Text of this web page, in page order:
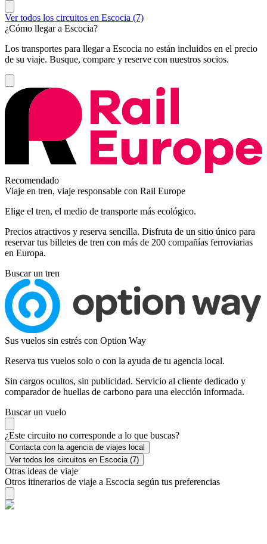
Ver todos los circuitos en Escocia (7)
¿Cómo llegar a Escocia?
Los transportes para llegar a Escocia no están incluidos en el precio
de su viaje. Busque, compare y reserve con nuestros socios.
Recomendado
Viaje en tren, viaje responsable con Rail Europe
Elige el tren, el medio de transporte más ecológico.
Precios atractivos y reserva sencilla. Disfruta de un sitio único para
reservar tus billetes de tren con más de 200 compañías ferroviarias
en Europa.
Buscar un tren
Sus vuelos sin estrés con Option Way
Reserva tus vuelos solo o con la ayuda de tu agencia local.
Sin cargos ocultos, sin publicidad. Servicio al cliente dedicado y
comparador de huellas de carbono para una elección informada.
Buscar un vuelo
¿Este circuito no corresponde a lo que buscas?
Contacta con la agencia de viajes local
Ver todos los circuitos en Escocia (7)
Otras ideas de viaje
Otros itinerarios de viaje a Escocia según tus preferencias